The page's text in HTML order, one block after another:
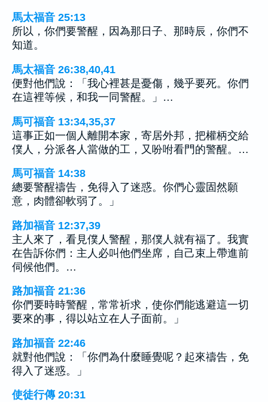
馬太福音 25:13
所以，你們要警醒，因為那日子、那時辰，你們不
知道。
馬太福音 26:38,40,41
便對他們說：「我心裡甚是憂傷，幾乎要死。你們
在這裡等候，和我一同警醒。」…
馬可福音 13:34,35,37
這事正如一個人離開本家，寄居外邦，把權柄交給
僕人，分派各人當做的工，又吩咐看門的警醒。…
馬可福音 14:38
總要警醒禱告，免得入了迷惑。你們心靈固然願
意，肉體卻軟弱了。」
路加福音 12:37,39
主人來了，看見僕人警醒，那僕人就有福了。我實
在告訴你們：主人必叫他們坐席，自己束上帶進前
伺候他們。…
路加福音 21:36
你們要時時警醒，常常祈求，使你們能逃避這一切
要來的事，得以站立在人子面前。」
路加福音 22:46
就對他們說：「你們為什麼睡覺呢？起來禱告，免
得入了迷惑。」
使徒行傳 20:31